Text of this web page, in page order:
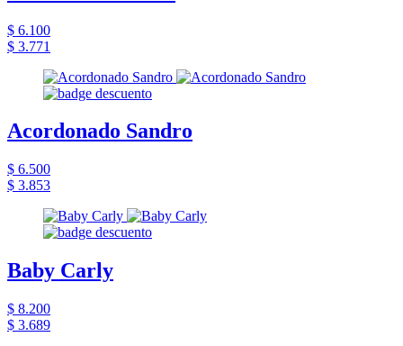
$ 6.100
$ 3.771
Acordonado Sandro
$ 6.500
$ 3.853
Baby Carly
$ 8.200
$ 3.689